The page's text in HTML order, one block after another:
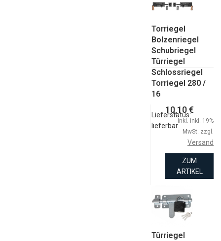
Torriegel
Bolzenriegel
Schubriegel
Türriegel
Schlossriegel
Torriegel 280 /
16
Lieferstatus:
lieferbar
10,10 €
inkl. inkl. 19%
MwSt. zzgl.
Versand
ZUM
ARTIKEL
Türriegel